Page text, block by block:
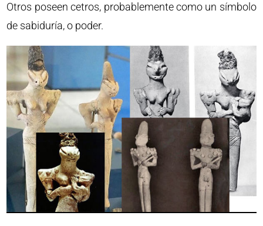
Otros poseen cetros, probablemente como un símbolo
de sabiduría, o poder.